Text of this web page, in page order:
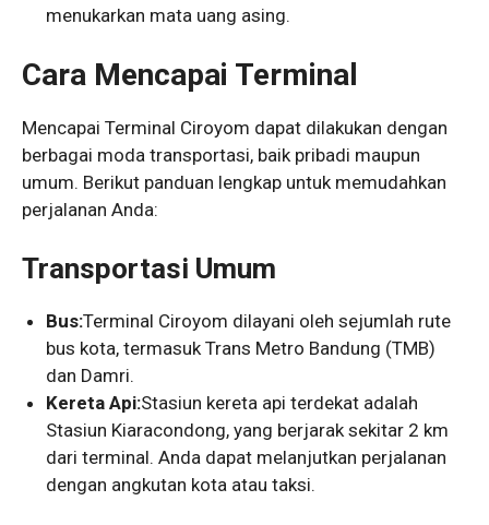
menukarkan mata uang asing.
Cara Mencapai Terminal
Mencapai Terminal Ciroyom dapat dilakukan dengan
berbagai moda transportasi, baik pribadi maupun
umum. Berikut panduan lengkap untuk memudahkan
perjalanan Anda:
Transportasi Umum
Bus:Terminal Ciroyom dilayani oleh sejumlah rute
bus kota, termasuk Trans Metro Bandung (TMB)
dan Damri.
Kereta Api:Stasiun kereta api terdekat adalah
Stasiun Kiaracondong, yang berjarak sekitar 2 km
dari terminal. Anda dapat melanjutkan perjalanan
dengan angkutan kota atau taksi.